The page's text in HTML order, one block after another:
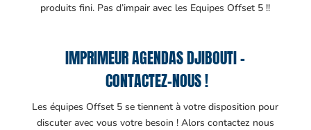
produits fini. Pas d’impair avec les Equipes Offset 5 !!
IMPRIMEUR AGENDAS DJIBOUTI –
CONTACTEZ-NOUS !
Les équipes Offset 5 se tiennent à votre disposition pour
discuter avec vous votre besoin ! Alors contactez nous